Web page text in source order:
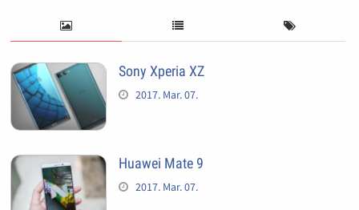
Sony Xperia XZ
2017. Mar. 07.
Huawei Mate 9
2017. Mar. 07.